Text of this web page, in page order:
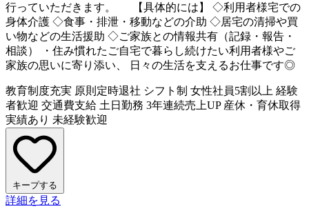
行っていただきます。 【具体的には】 ◇利用者様宅での
身体介護 ◇食事・排泄・移動などの介助 ◇居宅の清掃や買
い物などの生活援助 ◇ご家族との情報共有（記録・報告・
相談） ・住み慣れたご自宅で暮らし続けたい利用者様やご
家族の思いに寄り添い、 日々の生活を支えるお仕事です◎
教育制度充実 原則定時退社 シフト制 女性社員5割以上 経験
者歓迎 交通費支給 土日勤務 3年連続売上UP 産休・育休取得
実績あり 未経験歓迎
キープする
詳細を見る